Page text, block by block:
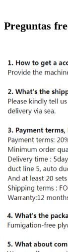
Preguntas